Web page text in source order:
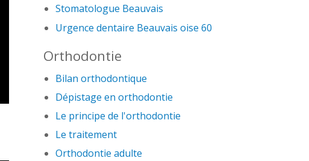
Stomatologue Beauvais
Urgence dentaire Beauvais oise 60
Orthodontie
Bilan orthodontique
Dépistage en orthodontie
Le principe de l'orthodontie
Le traitement
Orthodontie adulte